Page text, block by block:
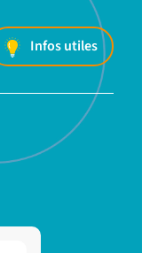
Infos utiles